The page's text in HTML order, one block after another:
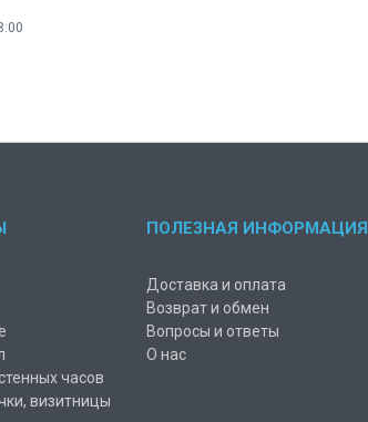
часов
визитницы
ПОЛЕЗНАЯ ИНФОРМАЦИЯ
Доставка и оплата
Возврат и обмен
Вопросы и ответы
О нас